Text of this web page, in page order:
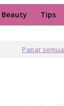
Beauty Tips
Papar semua